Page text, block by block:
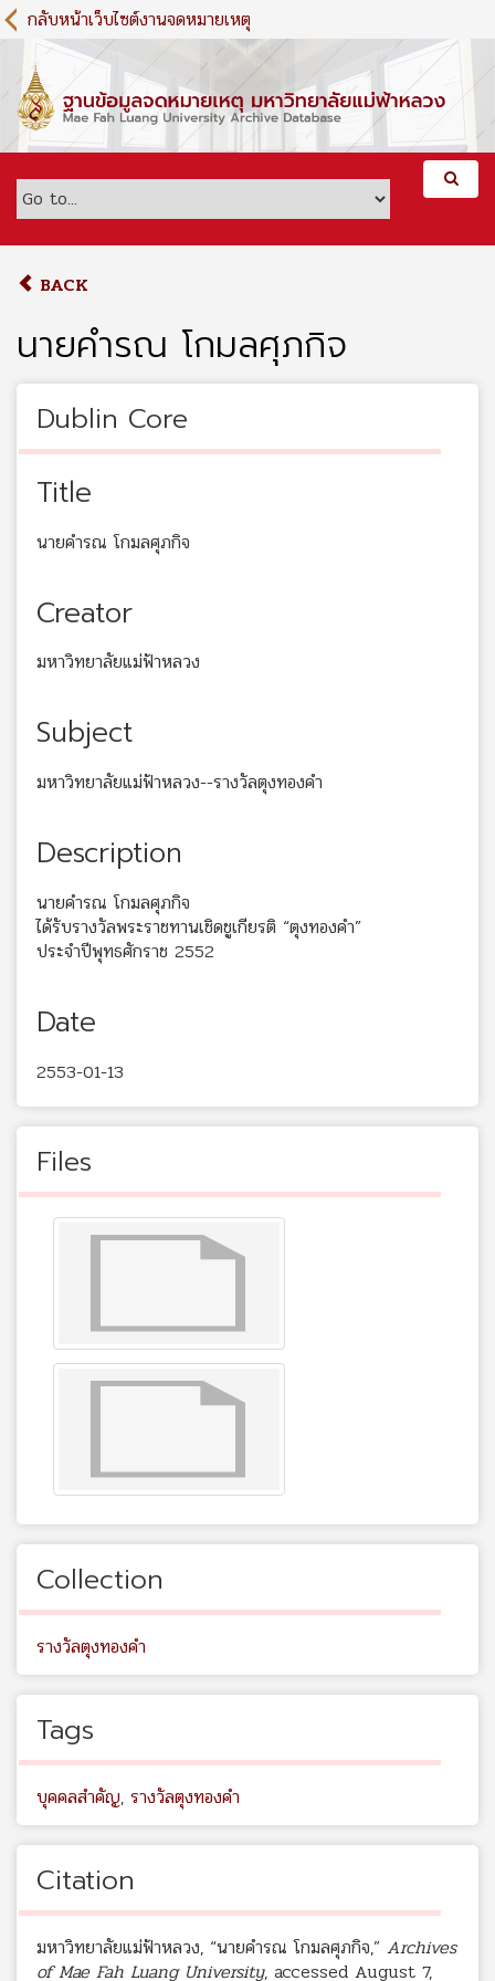
S
k
m
c
กลับหน้าเว็บไซต์งานจดหมายเหตุ
BACK
นายคำรณ โกมลศุภกิจ
Dublin Core
Title
นายคำรณ โกมลศุภกิจ
Creator
มหาวิทยาลัยแม่ฟ้าหลวง
Subject
มหาวิทยาลัยแม่ฟ้าหลวง--รางวัลตุงทองคำ
Description
นายคำรณ โกมลศุภกิจ
ได้รับรางวัลพระราชทานเชิดชูเกียรติ “ตุงทองคำ”
ประจำปีพุทธศักราช 2552
Date
2553-01-13
Files
Collection
รางวัลตุงทองคำ
Tags
บุคคลสำคัญ, รางวัลตุงทองคำ
Citation
มหาวิทยาลัยแม่ฟ้าหลวง, “นายคำรณ โกมลศุภกิจ,” Archives
of Mae Fah Luang University, accessed August 7,